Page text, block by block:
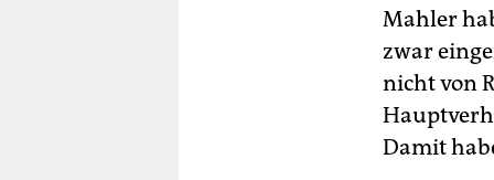
Mahler
zwar
nicht von
Damit